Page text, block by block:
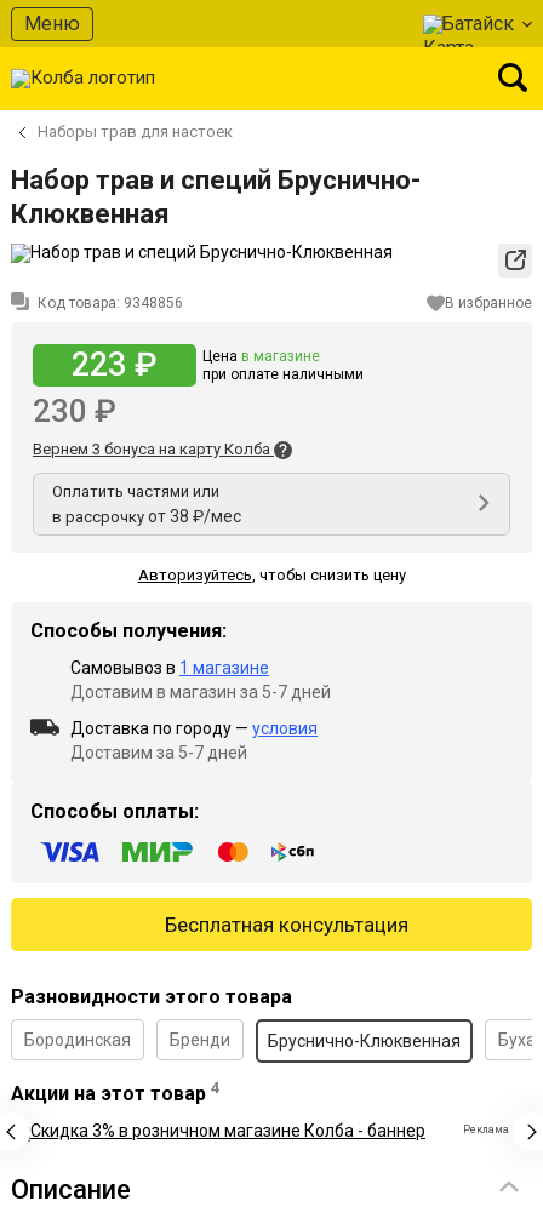
Меню Батайск
Наборы трав для настоек
Набор трав и специй Бруснично-
Клюквенная
Код товара: 9348856 В избранное
223 ₽ Цена в магазине
при оплате наличными
230 ₽
Вернем 3 бонуса на карту Колба
Оплатить частями или
в рассрочку от 38 ₽/мес
Авторизуйтесь, чтобы снизить цену
Способы получения:
Самовывоз в 1 магазине
Доставим в магазин за 5-7 дней
Доставка по городу — условия
Доставим за 5-7 дней
Способы оплаты:
Бесплатная консультация
Разновидности этого товара
Бородинская Бренди Бруснично-Клюквенная Буха
Акции на этот товар 4
Реклама
Описание